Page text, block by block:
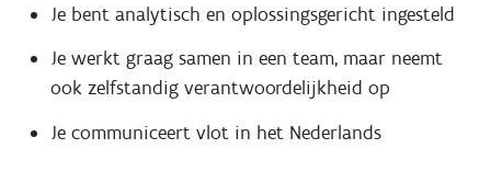
Je bent analytisch en oplossingsgericht ingesteld
Je werkt graag samen in een team, maar neemt
ook zelfstandig verantwoordelijkheid op
Je communiceert vlot in het Nederlands